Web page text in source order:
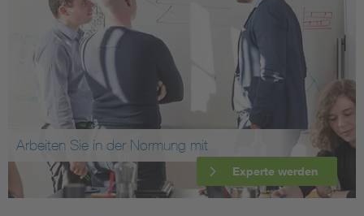
Arbeiten Sie in der Normung mit
Experte werden